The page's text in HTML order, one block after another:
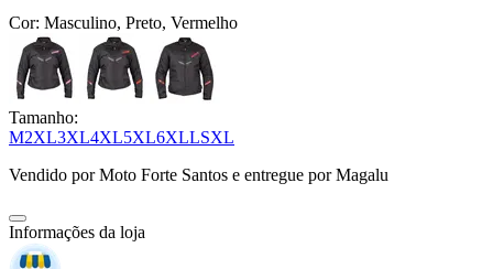
Cor: Masculino, Preto, Vermelho
Tamanho:
M2XL3XL4XL5XL6XLLSXL
Vendido porMoto Forte Santos e entregue por Magalu
Informações da loja